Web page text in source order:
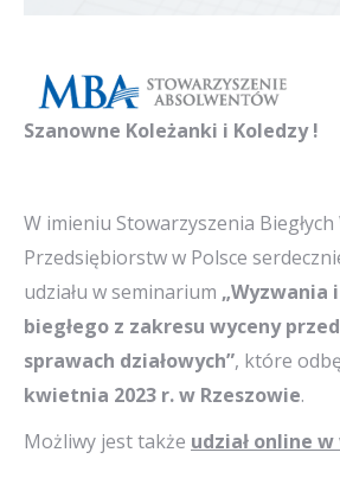
Szanowne Koleżanki i Koledzy !
W imieniu Stowarzyszenia Biegłych
Przedsiębiorstw w Polsce
udziału w seminarium „Wyzwania
biegłego z zakresu wyceny
sprawach działowych”, które
kwietnia 2023 r. w Rzeszowie.
Możliwy jest także udział online